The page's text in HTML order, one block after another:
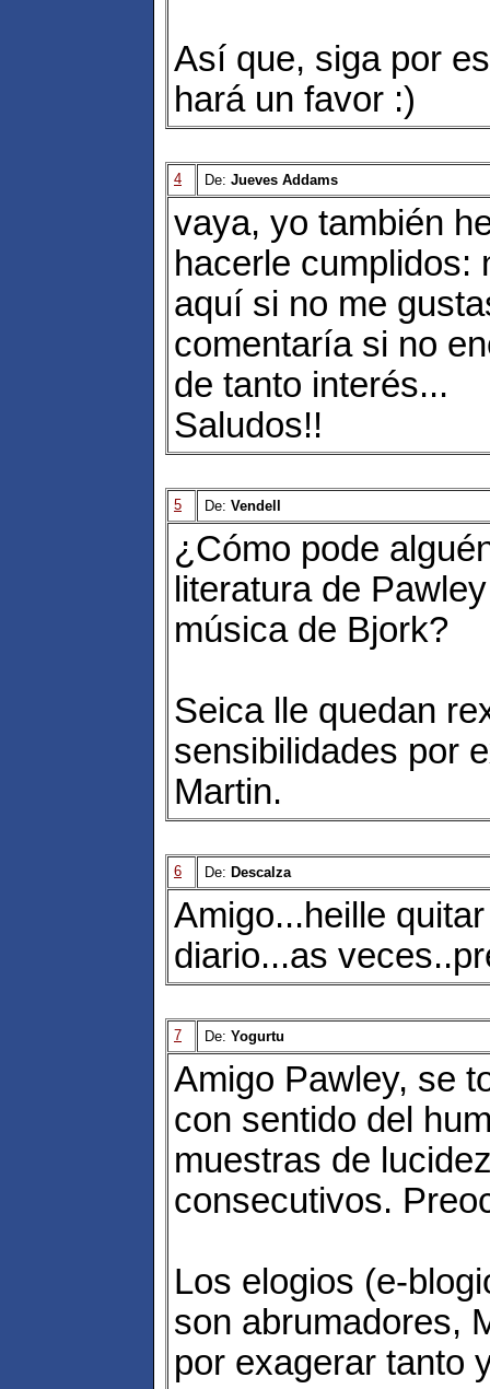
Así que, siga por
hará un favor :)
4 De: Jueves Addams
vaya, yo también
hacerle cumplidos:
aquí si no me
comentaría si no
de tanto interés...
Saludos!!
5 De: Vendell
¿Cómo pode
literatura de
música de Bjork?
Seica lle quedan
sensibilidades por
Martin.
6 De: Descalza
Amigo...heille
diario...as
7 De: Yogurtu
Amigo Pawley, se
con sentido del
muestras de
consecutivos.
Los elogios (e-
son abrumadores,
por exagerar tanto